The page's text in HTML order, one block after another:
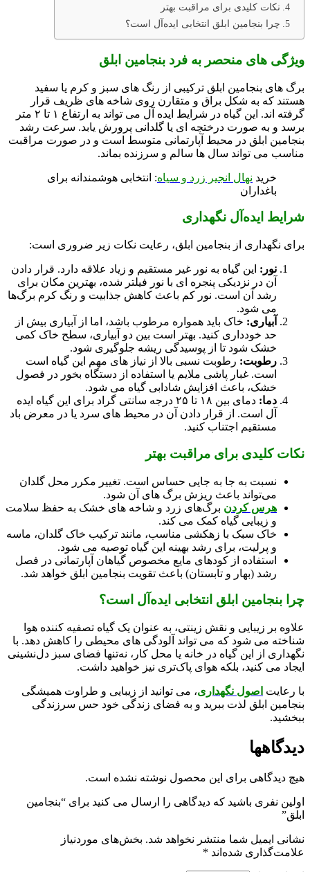
نکات کلیدی برای مراقبت بهتر
چرا بنجامین ابلق انتخابی ایده‌آل است؟
ویژگی‌ های منحصر به‌ فرد بنجامین ابلق
برگ‌ های بنجامین ابلق ترکیبی از رنگ‌ های سبز و کرم یا سفید
هستند که به‌ شکل براق و متقارن روی شاخه‌ های ظریف قرار
گرفته‌ اند. این گیاه در شرایط ایده‌ آل می‌ تواند به ارتفاع ۱ تا ۲ متر
برسد و به‌ صورت درختچه‌ ای یا گلدانی پرورش یابد. سرعت رشد
بنجامین ابلق در محیط آپارتمانی متوسط است و در صورت مراقبت
مناسب می‌ تواند سال‌ ها سالم و سرزنده بماند.
خرید نهال انجیر زرد و سیاه: انتخابی هوشمندانه برای
باغداران
شرایط ایده‌آل نگهداری
برای نگهداری از بنجامین ابلق، رعایت نکات زیر ضروری است:
نور:این گیاه به نور غیر مستقیم و زیاد علاقه دارد. قرار دادن
آن در نزدیکی پنجره‌ ای با نور فیلتر شده، بهترین مکان برای
رشد آن است. نور کم باعث کاهش جذابیت و رنگ کرم برگ‌ها
می‌ شود.
آبیاری:خاک باید همواره مرطوب باشد، اما از آبیاری بیش‌ از
حد خودداری کنید. بهتر است بین دو آبیاری، سطح خاک کمی
خشک شود تا از پوسیدگی ریشه جلوگیری شود.
رطوبت:رطوبت نسبی بالا از نیاز های مهم این گیاه است
است. غبار پاشی ملایم یا استفاده از دستگاه بخور در فصول
خشک، باعث افزایش شادابی گیاه می‌ شود.
دما:
دمای بین ۱۸ تا ۲۵ درجه سانتی‌ گراد برای این گیاه ایده‌
آل است. از قرار دادن آن در محیط‌ های سرد یا در معرض باد
مستقیم اجتناب کنید.
نکات کلیدی برای مراقبت بهتر
نسبت به جا به‌ جایی حساس است. تغییر مکرر محل گلدان
می‌تواند باعث ریزش برگ‌ های آن شود.
هرس کردن برگ‌های زرد و شاخه‌ های خشک به حفظ سلامت
و زیبایی گیاه کمک می‌ کند.
خاک سبک با زهکشی مناسب، مانند ترکیب خاک گلدان، ماسه
و پرلیت، برای رشد بهینه این گیاه توصیه می‌ شود.
استفاده از کودهای مایع مخصوص گیاهان آپارتمانی در فصل
رشد (بهار و تابستان) باعث تقویت بنجامین ابلق خواهد شد.
چرا بنجامین ابلق انتخابی ایده‌آل است؟
علاوه بر زیبایی و نقش زینتی، به‌ عنوان یک گیاه تصفیه‌ کننده هوا
شناخته می‌ شود که می‌ تواند آلودگی‌ های محیطی را کاهش دهد. با
نگهداری از این گیاه در خانه یا محل کار، نه‌تنها فضای سبز دل‌نشینی
ایجاد می‌ کنید، بلکه هوای پاک‌تری نیز خواهید داشت.
با رعایت اصول نگهداری، می‌ توانید از زیبایی و طراوت همیشگی
بنجامین ابلق لذت ببرید و به فضای زندگی خود حس سرزندگی
ببخشید.
دیدگاهها
هیچ دیدگاهی برای این محصول نوشته نشده است.
اولین نفری باشید که دیدگاهی را ارسال می کنید برای “بنجامین
ابلق”
نشانی ایمیل شما منتشر نخواهد شد. بخش‌های موردنیاز
علامت‌گذاری شده‌اند *